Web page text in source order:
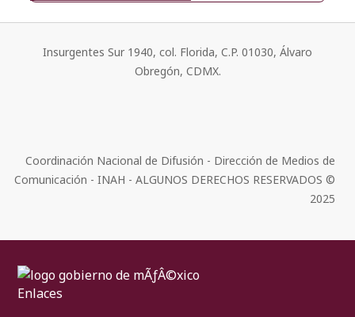
Insurgentes Sur 1940, col. Florida, C.P. 01030, Álvaro
Obregón, CDMX.
Coordinación Nacional de Difusión - Dirección de Medios de
Comunicación - INAH - ALGUNOS DERECHOS RESERVADOS ©
2025
Enlaces